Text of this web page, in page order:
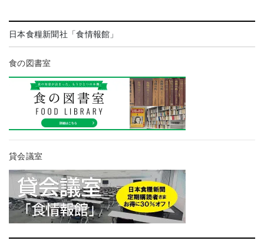
日本食糧新聞社「食情報館」
食の図書室
貸会議室